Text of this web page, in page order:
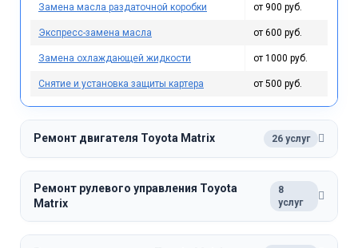
Замена масла раздаточной коробки от 900 руб.
Экспресс-замена масла от 600 руб.
Замена охлаждающей жидкости от 1000 руб.
Снятие и установка защиты картера от 500 руб.
Ремонт двигателя Toyota Matrix 26 услуг
Ремонт рулевого управления Toyota
Matrix
8
услуг